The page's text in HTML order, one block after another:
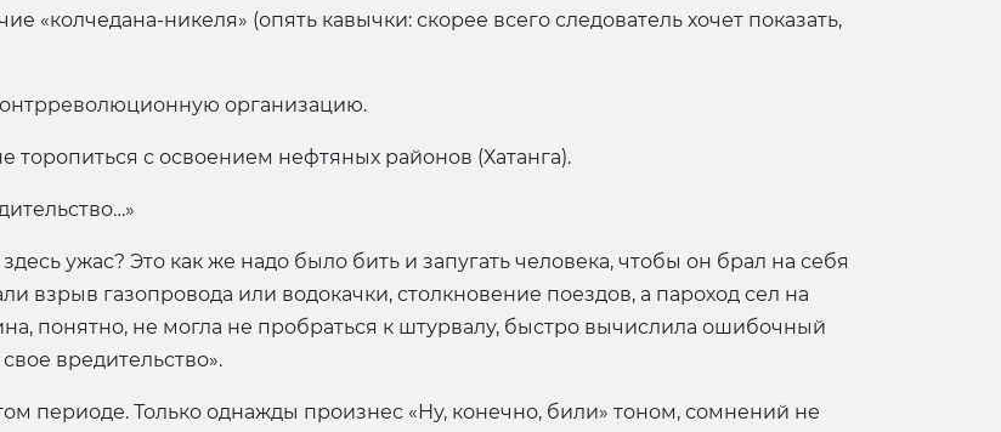
«колчедана-никеля» (опять кавычки: скорее всего следователь хочет показать,
организацию.
с освоением нефтяных районов (Хатанга).
ужас? Это как же надо было бить и запугать человека, чтобы он брал на себя
взрыв газопровода или водокачки, столкновение поездов, а пароход сел на
понятно, не могла не пробраться к штурвалу, быстро вычислила ошибочный
вредительство».
периоде. Только однажды произнес «Ну, конечно, били» тоном, сомнений не